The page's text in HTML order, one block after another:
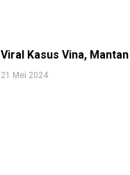
Viral Kasus Vina,
21 Mei 2024